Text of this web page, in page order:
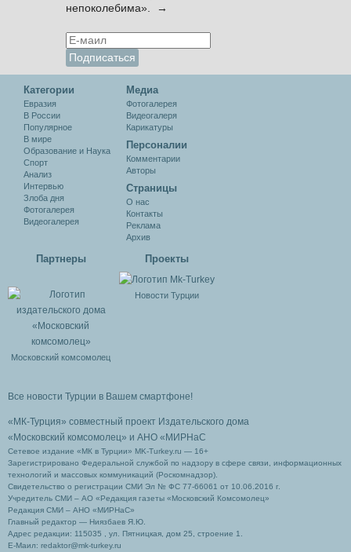
непоколебима». →
Категории
Евразия
В России
Популярное
В мире
Образование и Наука
Спорт
Анализ
Интервью
Злоба дня
Фотогалерея
Видеогалерея
Медиа
Фотогалерея
Видеогалеря
Карикатуры
Персоналии
Комментарии
Авторы
Cтраницы
О нас
Контакты
Реклама
Архив
Партнеры
Московский комсомолец
Проекты
Новости Турции
Все новости Турции в Вашем смартфоне!
«МК-Турция» совместный проект Издательского дома
«Московский комсомолец» и АНО «МИРНаС
Сетевое издание «МК в Турции» MK-Turkey.ru — 16+
Зарегистрировано Федеральной службой по надзору в сфере связи, информационных
технологий и массовых коммуникаций (Роскомнадзор).
Свидетельство о регистрации СМИ Эл № ФС 77-66061 от 10.06.2016 г.
Учредитель СМИ – АО «Редакция газеты «Московский Комсомолец»
Редакция СМИ – АНО «МИРНаС»
Главный редактор — Ниязбаев Я.Ю.
Адрес редакции: 115035 , ул. Пятницкая, дом 25, строение 1.
Е-Маил: redaktor@mk-turkey.ru